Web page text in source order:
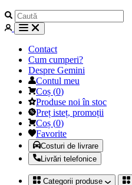
Contact
Cum cumperi?
Despre Gemini
Contul meu
Coș (0)
Produse noi în stoc
Preț isteț, promoții
Coș (0)
Favorite
Costuri de livrare
Livrări telefonice
Categorii produse